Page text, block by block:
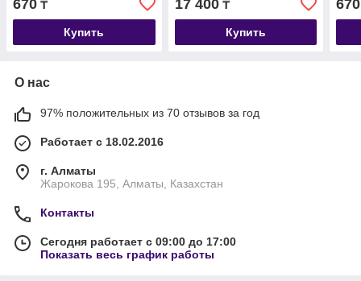
85гр.
670 ₸
Купить
рыбой в желе, уп.26*85гр.
17 400₸
Купить
670
О нас
97% положительных из 70 отзывов за год
Работает с 18.02.2016
г. Алматы
Жарокова 195, Алматы, Казахстан
Контакты
Сегодня работает с 09:00 до 17:00
Показать весь график работы